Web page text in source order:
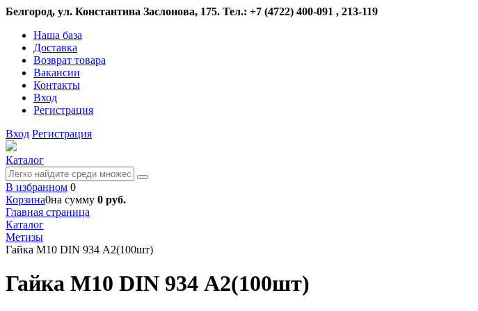
Белгород, ул. Константина Заслонова, 175. Тел.: +7 (4722) 400-091 , 213-119
Наша база
Доставка
Возврат товара
Вакансии
Контакты
Вход
Регистрация
Вход Регистрация
Каталог
В избранном 0
Корзина0на сумму 0 руб.
Главная страница
Каталог
Метизы
Гайка М10 DIN 934 А2(100шт)
Гайка М10 DIN 934 А2(100шт)